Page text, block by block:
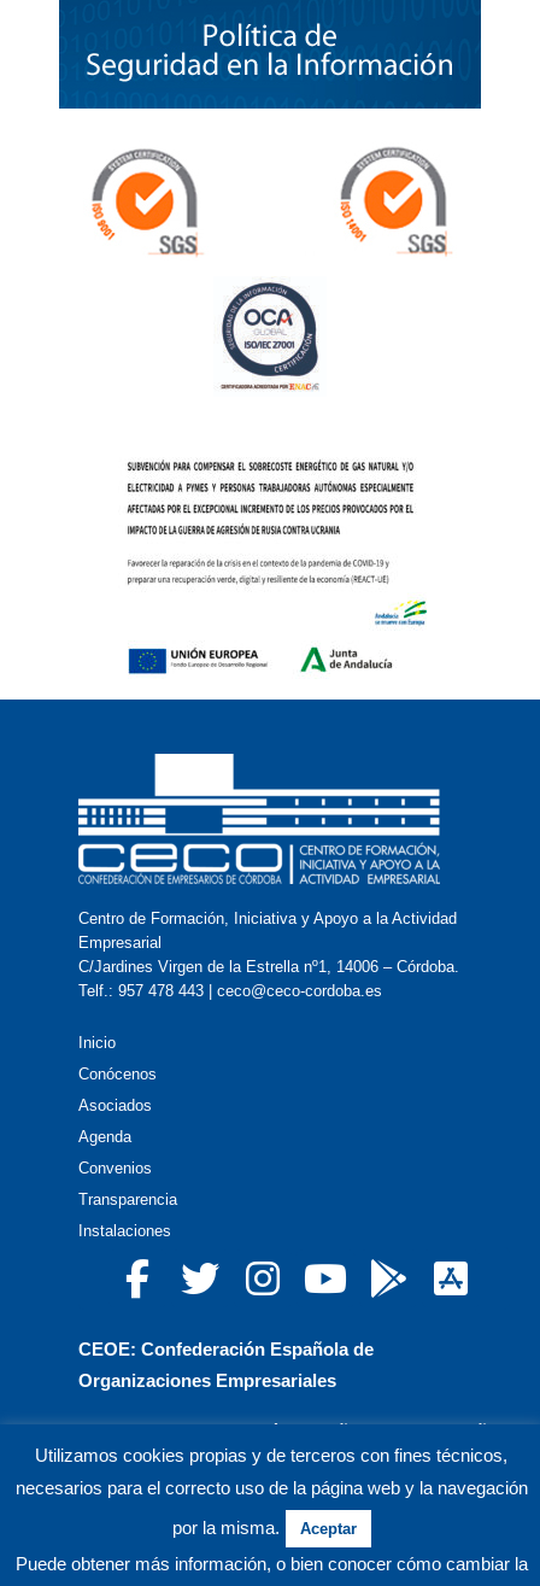
Centro de Formación, Iniciativa y Apoyo a la Actividad
Empresarial
C/Jardines Virgen de la Estrella nº1, 14006 – Córdoba.
Telf.: 957 478 443 | ceco@ceco-cordoba.es
Inicio
Conócenos
Asociados
Agenda
Convenios
Transparencia
Instalaciones
CEOE: Confederación Española de
Organizaciones Empresariales
CEPYME: Confederación Española de la Pequeña
y Mediana Empresa
CEA: Confederación de Empresarios de Andalucía
© CECO Confederación de Empresarios de Córdoba.
Utilizamos cookies propias y de terceros con fines técnicos,
necesarios para el correcto uso de la página web y la navegación
por la misma.
Aceptar
Puede obtener más información, o bien conocer cómo cambiar la